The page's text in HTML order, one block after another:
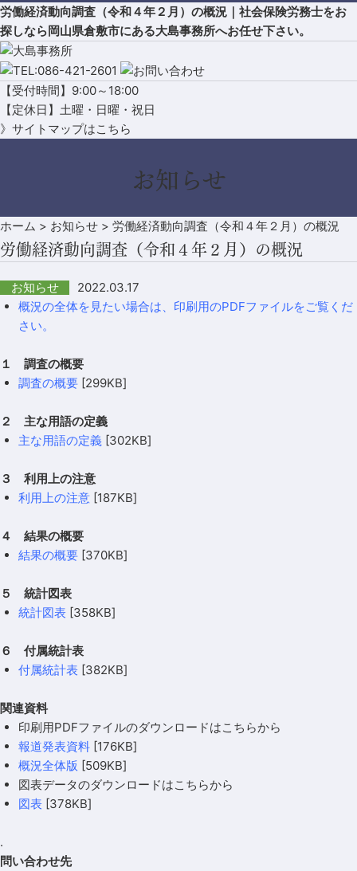
労働経済動向調査（令和４年２月）の概況｜社会保険労務士をお
探しなら岡山県倉敷市にある大島事務所へお任せ下さい。
【受付時間】9:00～18:00
【定休日】土曜・日曜・祝日
》サイトマップはこちら
お知らせ
ホーム > お知らせ > 労働経済動向調査（令和４年２月）の概況
労働経済動向調査（令和４年２月）の概況
お知らせ
2022.03.17
概況の全体を見たい場合は、印刷用のPDFファイルをご覧くだ
さい。
１ 調査の概要
調査の概要[299KB]
２ 主な用語の定義
主な用語の定義[302KB]
３ 利用上の注意
利用上の注意[187KB]
４ 結果の概要
結果の概要[370KB]
５ 統計図表
統計図表[358KB]
６ 付属統計表
付属統計表[382KB]
関連資料
印刷用PDFファイルのダウンロードはこちらから
報道発表資料[176KB]
概況全体版 [509KB]
図表データのダウンロードはこちらから
図表 [378KB]
.
問い合わせ先